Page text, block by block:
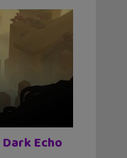
Echo